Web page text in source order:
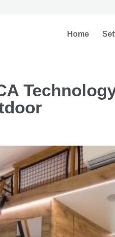
Home